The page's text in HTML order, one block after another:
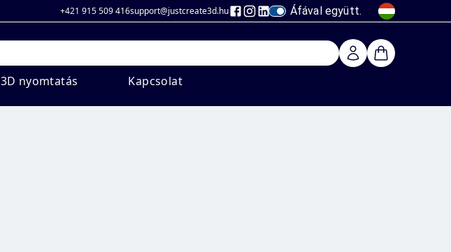
+421 915 509 416support@justcreate3d.hu Áfával együtt.
3D nyomtatás Kapcsolat